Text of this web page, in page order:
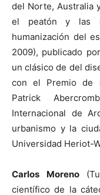
del Norte, Australia
el peatón y las
humanización del
2009), publicado
un clásico de del
con el Premio de
Patrick
Internacional de
urbanismo y la
Universidad Heriot-
Carlos Moreno
científico de la